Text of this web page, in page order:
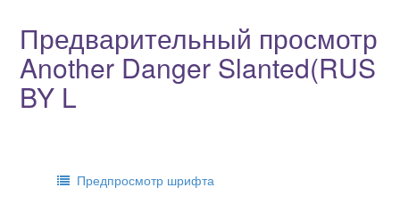
Предварительный просмотр
Another Danger Slanted(RUS
BY L
Предпросмотр шрифта